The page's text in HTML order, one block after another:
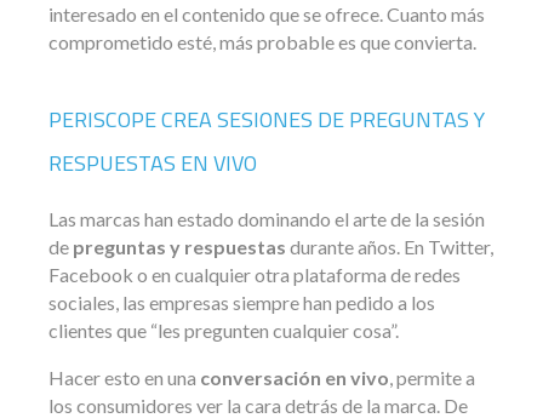
interesado en el contenido que se ofrece. Cuanto más
comprometido esté, más probable es que convierta.
PERISCOPE CREA SESIONES DE PREGUNTAS Y
RESPUESTAS EN VIVO
Las marcas han estado dominando el arte de la sesión
de preguntas y respuestas durante años. En Twitter,
Facebook o en cualquier otra plataforma de redes
sociales, las empresas siempre han pedido a los
clientes que “les pregunten cualquier cosa”.
Hacer esto en una conversación en vivo , permite a
los consumidores ver la cara detrás de la marca. De